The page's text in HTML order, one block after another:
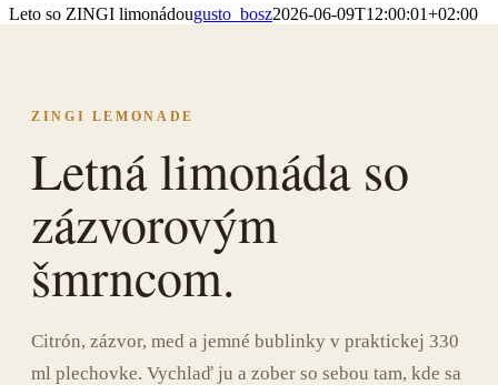
Leto so ZINGI limonádougusto_bosz2026-06-09T12:00:01+02:00
ZINGI LEMONADE
Letná limonáda so
zázvorovým
šmrncom.
Citrón, zázvor, med a jemné bublinky v praktickej 330
ml plechovke. Vychlaď ju a zober so sebou tam, kde sa